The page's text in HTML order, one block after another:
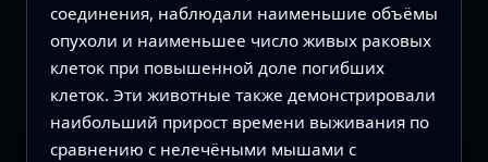
соединения, наблюдали наименьшие объёмы
опухоли и наименьшее число живых раковых
клеток при повышенной доле погибших
клеток. Эти животные также демонстрировали
наибольший прирост времени выживания по
сравнению с нелечёными мышами с